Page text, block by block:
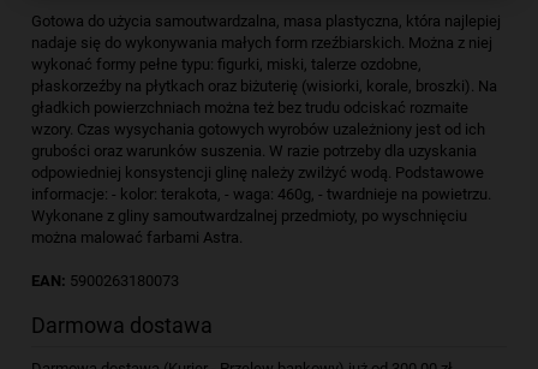
Gotowa do użycia samoutwardzalna, masa plastyczna, która najlepiej
nadaje się do wykonywania małych form rzeźbiarskich. Można z niej
wykonać formy pełne typu: figurki, miski, talerze ozdobne,
płaskorzeźby na płytkach oraz biżuterię (wisiorki, korale, broszki). Na
gładkich powierzchniach można też bez trudu odciskać rozmaite
wzory. Czas wysychania gotowych wyrobów uzależniony jest od ich
grubości oraz warunków suszenia. W razie potrzeby dla uzyskania
odpowiedniej konsystencji glinę należy zwilżyć wodą. Podstawowe
informacje: - kolor: terakota, - waga: 460g, - twardnieje na powietrzu.
Wykonane z gliny samoutwardzalnej przedmioty, po wyschnięciu
można malować farbami Astra.
EAN: 5900263180073
Darmowa dostawa